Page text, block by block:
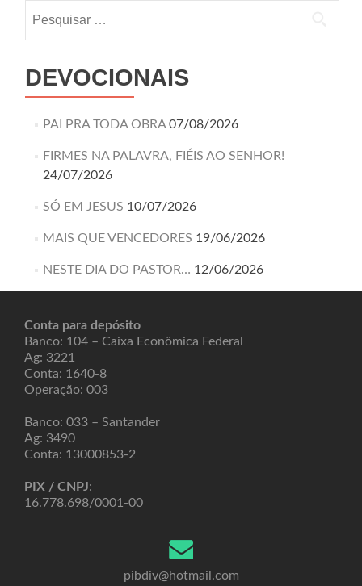
DEVOCIONAIS
PAI PRA TODA OBRA 07/08/2026
FIRMES NA PALAVRA, FIÉIS AO SENHOR!
24/07/2026
SÓ EM JESUS 10/07/2026
MAIS QUE VENCEDORES 19/06/2026
NESTE DIA DO PASTOR… 12/06/2026
Conta para depósito
Banco: 104 – Caixa Econômica Federal
Ag: 3221
Conta: 1640-8
Operação: 003
Banco: 033 – Santander
Ag: 3490
Conta: 13000853-2
PIX / CNPJ:
16.778.698/0001-00
pibdiv@hotmail.com